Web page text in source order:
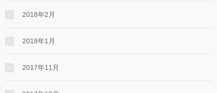
2018年2月
2018年1月
2017年11月